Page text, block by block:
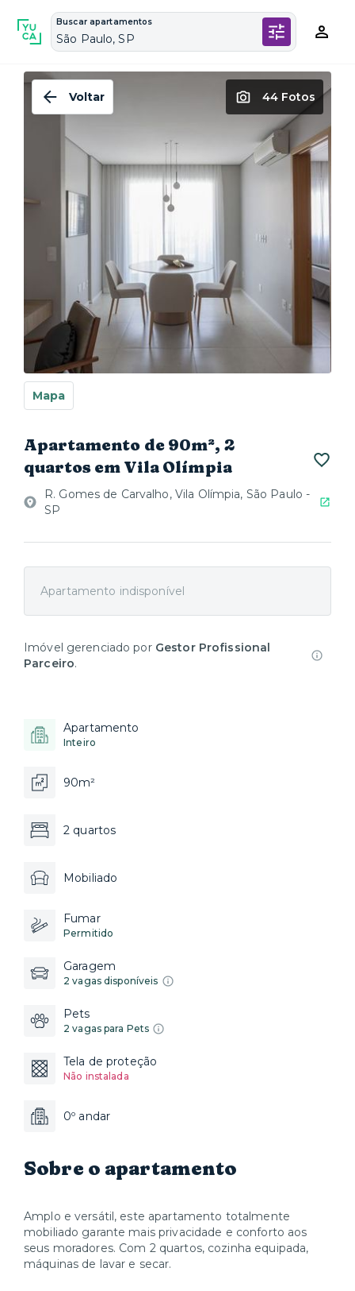
Buscar apartamentos
São Paulo, SP
Voltar 44 Fotos
Mapa
Apartamento de 90m², 2
quartos em Vila Olímpia
R. Gomes de Carvalho, Vila Olímpia, São Paulo -
SP
Apartamento indisponível
Imóvel gerenciado por Gestor Profissional
Parceiro.
Apartamento
Inteiro
90m²
2 quartos
Mobiliado
Fumar
Permitido
Garagem
2 vagas disponíveis
Pets
2 vagas para Pets
Tela de proteção
Não instalada
0º andar
Sobre o apartamento
Amplo e versátil, este apartamento totalmente
mobiliado garante mais privacidade e conforto aos
seus moradores. Com 2 quartos, cozinha equipada,
máquinas de lavar e secar.